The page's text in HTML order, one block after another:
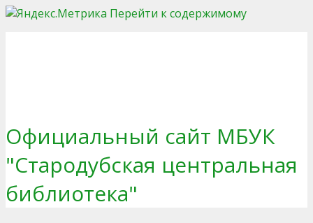
Перейти к содержимому
Официальный сайт МБУК
"Стародубская центральная
библиотека"